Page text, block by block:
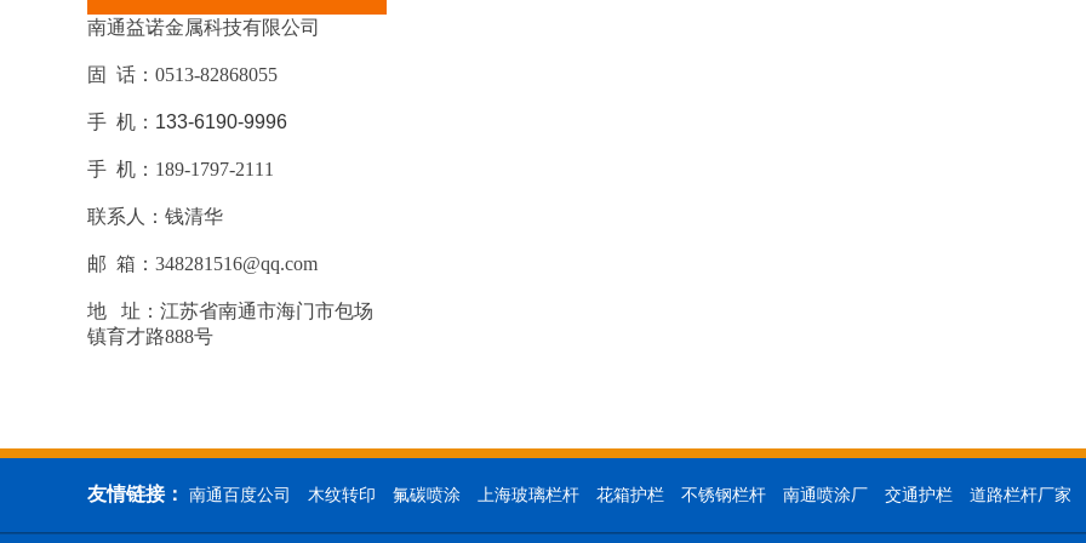
南通益诺金属科技有限公司
固 话：0513-82868055
手 机： 133-6190-9996
手 机：189-1797-2111
联系人：钱清华
邮 箱：348281516@qq.com
地 址：江苏省南通市海门市包场
镇育才路888号
友情链接： 南通百度公司 木纹转印 氟碳喷涂 上海玻璃栏杆 花箱护栏 不锈钢栏杆 南通喷涂厂 交通护栏 道路栏杆厂家